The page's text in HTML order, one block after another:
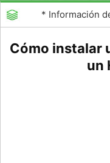
viajar
* Información
Cómo instalar
un